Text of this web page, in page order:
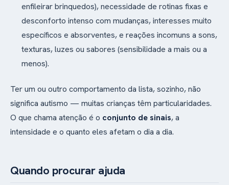
enfileirar brinquedos), necessidade de rotinas fixas e
desconforto intenso com mudanças, interesses muito
específicos e absorventes, e reações incomuns a sons,
texturas, luzes ou sabores (sensibilidade a mais ou a
menos).
Ter um ou outro comportamento da lista, sozinho, não
significa autismo — muitas crianças têm particularidades.
O que chama atenção é o conjunto de sinais, a
intensidade e o quanto eles afetam o dia a dia.
Quando procurar ajuda